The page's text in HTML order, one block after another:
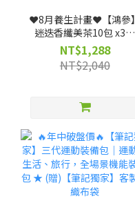
❤️8月養生計畫❤️【鴻參】
迷迭香纖美茶10包 x3盒
(效期:2027-03-18)
NT$1,288
NT$2,040